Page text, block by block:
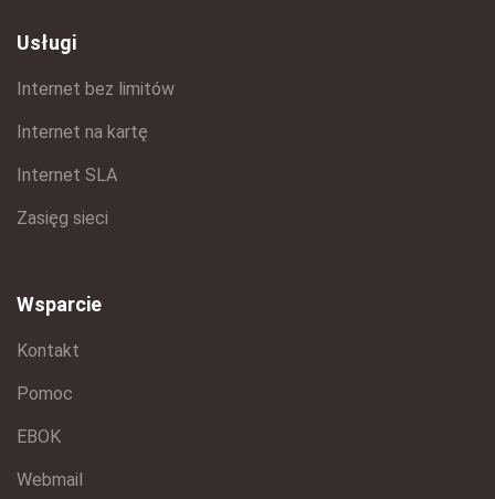
Usługi
Internet bez limitów
Internet na kartę
Internet SLA
Zasięg sieci
Wsparcie
Kontakt
Pomoc
EBOK
Webmail